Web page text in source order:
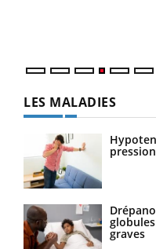
LES MALADIES
graves